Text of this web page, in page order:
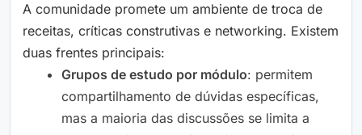
A comunidade promete um ambiente de troca de
receitas, críticas construtivas e networking. Existem
duas frentes principais:
Grupos de estudo por módulo: permitem
compartilhamento de dúvidas específicas,
mas a maioria das discussões se limita a